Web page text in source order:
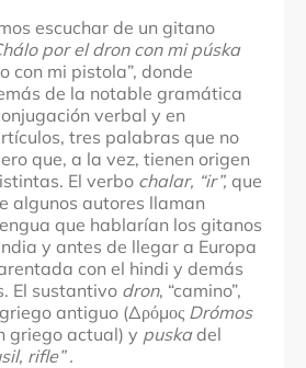
escuchar de un gitano
por el dron con mi púska
con mi pistola”, donde
de la notable gramática
verbal y en
tres palabras que no
que, a la vez, tienen origen
El verbo chalar, “ir”, que
algunos autores llaman
que hablarían los gitanos
y antes de llegar a Europa
con el hindi y demás
El sustantivo dron, “camino”,
antiguo (Δρόμος Drómos
griego actual) y puskadel
rifle” .